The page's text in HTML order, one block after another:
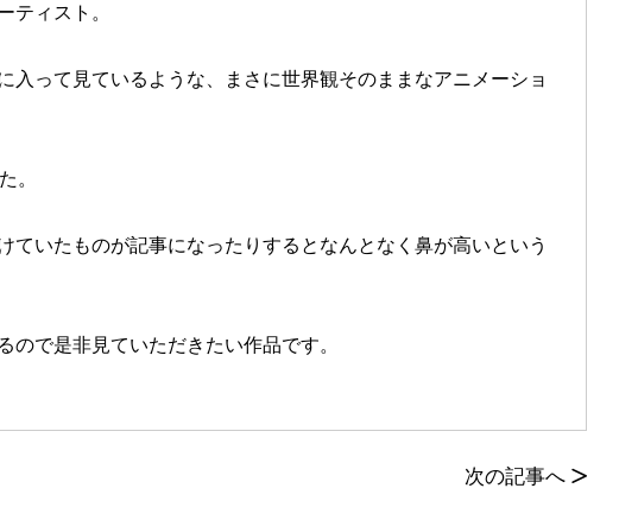
ティスト。
って見ているような、まさに世界観そのままなアニメーショ
。
ていたものが記事になったりするとなんとなく鼻が高いという
ので是非見ていただきたい作品です。
次の記事へ >